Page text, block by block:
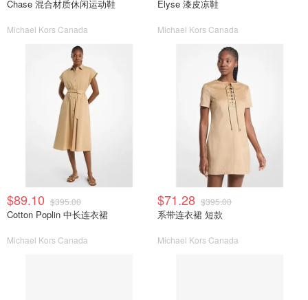
Chase 混合材质休闲运动鞋
Michael Kors Canada
Elyse 漆皮凉鞋
Michael Kors Canada
$89.10 $395.00
Cotton Poplin 中长连衣裙
Michael Kors Canada
$71.28 $395.00
系带连衣裙 短款
Michael Kors Canada